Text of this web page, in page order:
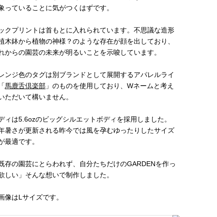
っていることに気がつくはずです。
クプリントは首もとに入れられています。不思議な造形
木鉢から植物の神様？のような存在が顔を出しており、
からの園芸の未来が明るいことを示唆しています。
ンジ色のタグは別ブランドとして展開するアパレルライ
馬鹿舌倶楽部 」のものを使用しており、Wネームと考え
ただいて構いません。
ィは5.6ozのビッグシルエットボディを採用しました。
暑さが更新される昨今では風を孕むゆったりしたサイズ
最適です。
存の園芸にとらわれず、自分たちだけのGARDENを作っ
しい」そんな想いで制作しました。
像はLサイズです。